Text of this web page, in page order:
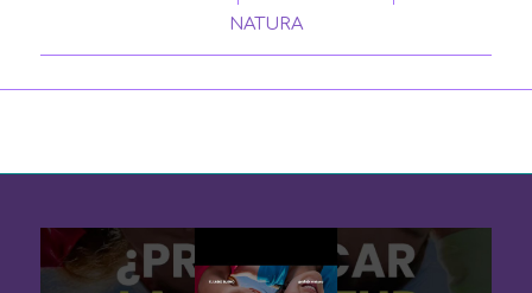
NATURA